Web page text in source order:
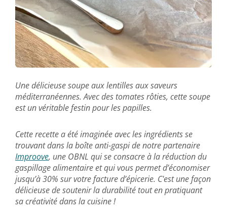
Une délicieuse soupe aux lentilles aux saveurs
méditerranéennes. Avec des tomates rôties, cette soupe
est un véritable festin pour les papilles.
Cette recette a été imaginée avec les ingrédients se
trouvant dans la boîte anti-gaspi de notre partenaire
Improove, une OBNL qui se consacre à la réduction du
gaspillage alimentaire et qui vous permet d’économiser
jusqu’à 30% sur votre facture d’épicerie. C'est une façon
délicieuse de soutenir la durabilité tout en pratiquant
sa créativité dans la cuisine !